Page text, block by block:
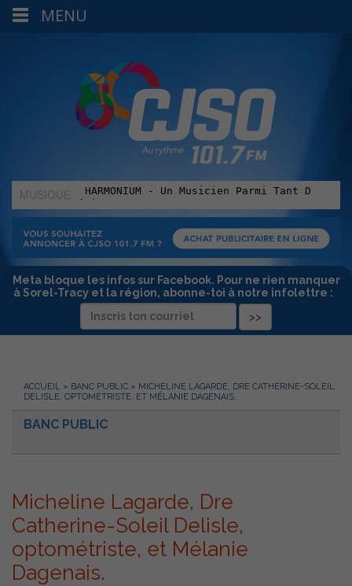
MUSIQUE
:
Meta bloque les infos sur Facebook. Pour ne rien manquer
à Sorel-Tracy et la région, abonne-toi à notre infolettre :
ACCUEIL » BANC PUBLIC » MICHELINE LAGARDE, DRE CATHERINE-SOLEIL
DELISLE, OPTOMÉTRISTE, ET MÉLANIE DAGENAIS.
BANC PUBLIC
Micheline Lagarde, Dre
Catherine-Soleil Delisle,
optométriste, et Mélanie
Dagenais.
MENU